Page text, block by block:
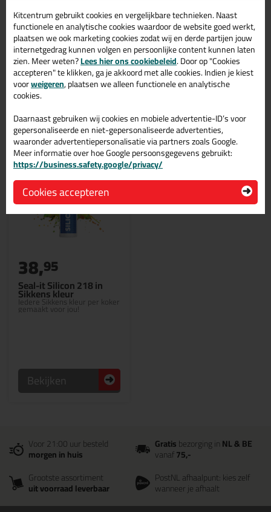
morgen in huis.
Wil je meer weten over de toepassing en kenmerken van dit
product?Lees alles over dit product >
Gerelateerde producten
Seal-it Silicon 218 in
Sikkens kleur
Iedere Sikkens kleur per koker
gemaakt voor jou!
38,95
Bekijken
Voor 21:00 uur besteld
morgen in huis
Gratisbezorging inNL & BE
vanaf75,-
Grootste assortiment
uit voorraad leverbaar
PostNL afhaalpunt: kies zelf
wanneer je afhaalt
Kitcentrum gebruikt cookies en vergelijkbare technieken. Naast
functionele en analytische cookies waardoor de website goed werkt,
plaatsen we ook marketing cookies zodat wij en derde partijen jouw
internetgedrag kunnen volgen en persoonlijke content kunnen laten
zien. Meer weten?Lees hier ons cookiebeleid. Door op "Cookies
accepteren" te klikken, ga je akkoord met alle cookies. Indien je kiest
voorweigeren, plaatsen we alleen functionele en analytische
cookies.
Daarnaast gebruiken wij cookies en mobiele advertentie-ID’s voor
gepersonaliseerde en niet-gepersonaliseerde advertenties,
waaronder advertentiepersonalisatie via partners zoals Google.
Meer informatie over hoe Google persoonsgegevens gebruikt:
https://business.safety.google/privacy/
Cookies accepteren